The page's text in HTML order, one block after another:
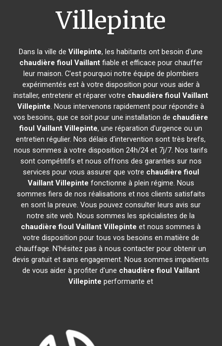
Villepinte
Dans la ville deVillepinte, les habitants ont besoin d'une
chaudière fioul Vaillantfiable et efficace pour chauffer
leur maison. C'est pourquoi notre équipe de plombiers
expérimentés est à votre disposition pour vous aider à
installer, entretenir et réparer votre chaudière fioul Vaillant
Villepinte. Nous intervenons rapidement pour répondre à
vos besoins, que ce soit pour une installation de chaudière
fioul Vaillant Villepinte, une réparation d'urgence ou un
entretien régulier. Nos délais d'intervention sont très brefs,
nous sommes à votre disposition 24h/24 et 7j/7. Nos tarifs
sont compétitifs et nous offrons des garanties sur nos
services pour vous assurer que votre chaudière fioul
Vaillant Villepinte fonctionne à plein régime. Nous
sommes fiers de nos réalisations et nos clients satisfaits
en sont la preuve. Vous pouvez consulter leurs avis sur
notre site web. Nous sommes les spécialistes de la
chaudière fioul Vaillant Villepinte et nous sommes à
votre disposition pour tous vos besoins en matière de
chauffage. N'hésitez pas à nous contacter pour obtenir un
devis gratuit et sans engagement. Nous sommes impatients
de vous aider à profiter d'une chaudière fioul Vaillant
Villepinte performante et